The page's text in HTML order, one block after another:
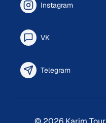
Instagram
VK
Telegram